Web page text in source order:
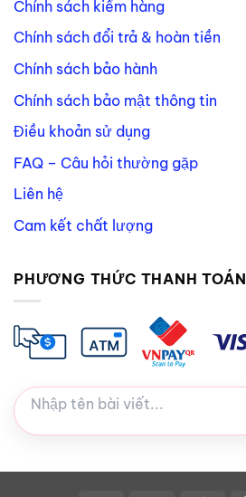
Chính sách kiểm hàng
Chính sách đổi trả & hoàn tiền
Chính sách bảo hành
Chính sách bảo mật thông tin
Điều khoản sử dụng
FAQ – Câu hỏi thường gặp
Liên hệ
Cam kết chất lượng
PHƯƠNG THỨC THANH TOÁN